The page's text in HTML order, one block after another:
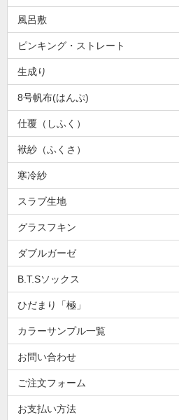
風呂敷
ピンキング・ストレート
生成り
8号帆布(はんぷ)
仕覆（しふく）
袱紗（ふくさ）
寒冷紗
スラブ生地
グラスフキン
ダブルガーゼ
B.T.Sソックス
ひだまり「極」
カラーサンプル一覧
お問い合わせ
ご注文フォーム
お支払い方法